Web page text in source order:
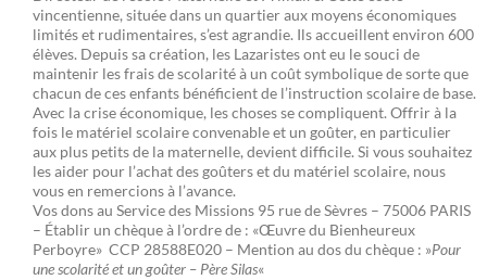
vincentienne, située dans un quartier aux moyens économiques
limités et rudimentaires, s’est agrandie. Ils accueillent environ 600
élèves. Depuis sa création, les Lazaristes ont eu le souci de
maintenir les frais de scolarité à un coût symbolique de sorte que
chacun de ces enfants bénéficient de l’instruction scolaire de base.
Avec la crise économique, les choses se compliquent. Offrir à la
fois le matériel scolaire convenable et un goûter, en particulier
aux plus petits de la maternelle, devient difficile. Si vous souhaitez
les aider pour l’achat des goûters et du matériel scolaire, nous
vous en remercions à l’avance.
Vos dons au Service des Missions 95 rue de Sèvres – 75006 PARIS
– Établir un chèque à l’ordre de : «Œuvre du Bienheureux
Perboyre» CCP 28588E020 – Mention au dos du chèque : »Pour
une scolarité et un goûter – Père Silas«